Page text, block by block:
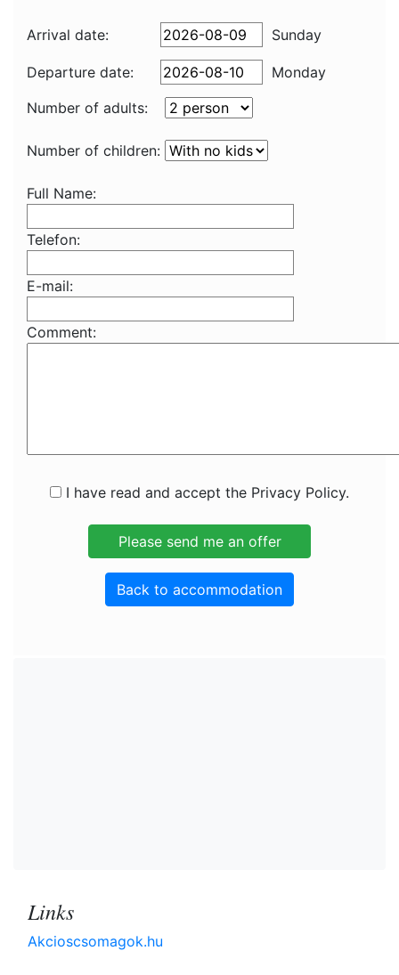
Arrival date: Sunday
Departure date:
Monday
Number of adults:
Number of children:
Full Name:
Telefon:
E-mail:
Comment:
I have read and accept the Privacy Policy.
Back to accommodation
Links
Akcioscsomagok.hu